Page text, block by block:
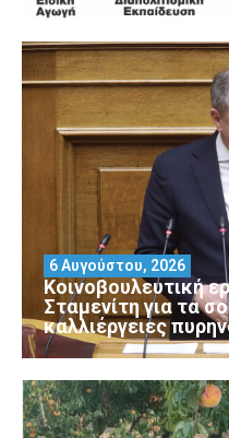
Κοινοβουλευτική
Σταμενίτη για τα
καλλιέργειες
6 Αυγούστου, 2026